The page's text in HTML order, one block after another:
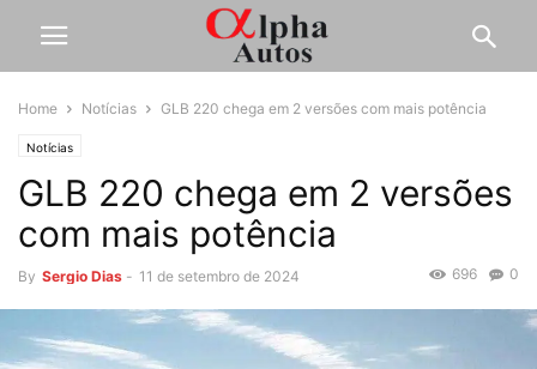
Home Notícias GLB 220 chega em 2 versões com mais potência
Notícias
GLB 220 chega em 2 versões
com mais potência
By Sergio Dias - 11 de setembro de 2024 0
696